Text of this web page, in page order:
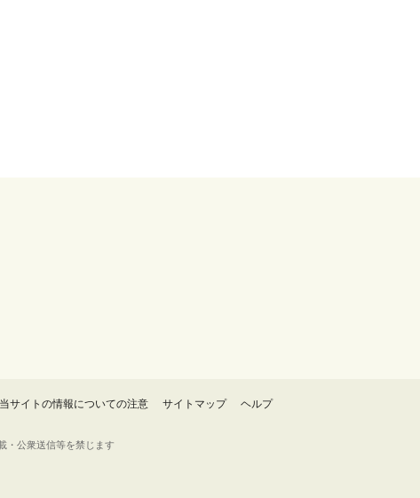
当サイトの情報についての注意 サイトマップ ヘルプ
・公衆送信等を禁じます